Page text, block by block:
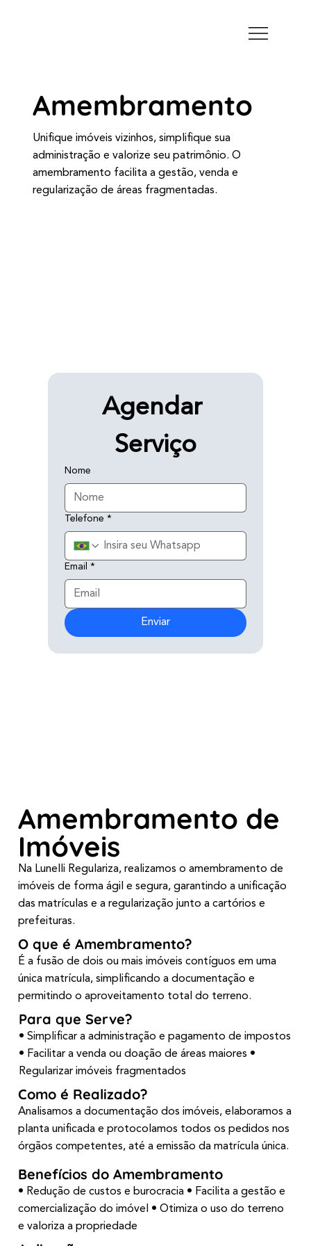
Amembramento
Unifique imóveis vizinhos, simplifique sua
administração e valorize seu patrimônio. O
amembramento facilita a gestão, venda e
regularização de áreas fragmentadas.
Agendar
Serviço
Nome
Telefone *
Email *
Enviar
Amembramento de
Imóveis
Na Lunelli Regulariza, realizamos o amembramento de
imóveis de forma ágil e segura, garantindo a unificação
das matrículas e a regularização junto a cartórios e
prefeituras.
O que é Amembramento?
É a fusão de dois ou mais imóveis contíguos em uma
única matrícula, simplificando a documentação e
permitindo o aproveitamento total do terreno.
Para que Serve?
• Simplificar a administração e pagamento de impostos
• Facilitar a venda ou doação de áreas maiores •
Regularizar imóveis fragmentados
Como é Realizado?
Analisamos a documentação dos imóveis, elaboramos a
planta unificada e protocolamos todos os pedidos nos
órgãos competentes, até a emissão da matrícula única.
Benefícios do Amembramento
• Redução de custos e burocracia • Facilita a gestão e
comercialização do imóvel • Otimiza o uso do terreno
e valoriza a propriedade